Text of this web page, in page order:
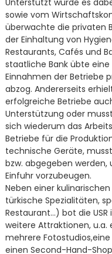
sowie vom
überwachte die privaten
der Einhaltung von
Restaurants, Cafés und
staatliche Bank übte
Einnahmen der Betriebe
abzog. Andererseits
erfolgreiche Betriebe
Unterstützung oder
sich wiederum das
Betriebe für die
technische Geräte,
bzw. abgegeben
Einfuhr vorzubeugen.
Neben einer
türkische Spezialitäten,
Restaurant…) bot die
weitere Attraktionen, u.a.
mehrere
einen Second-Hand-